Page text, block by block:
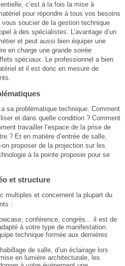
c’est à la fois la mise à
pour répondre à tous vos besoins
soucier de la gestion technique
à des spécialistes. L’avantage d’un
et peut aussi bien équiper une
en charge une grande soirée
spéciaux. Le professionnel a bien
et il est donc en mesure de
sa problématique technique. Comment
et dans quelle condition ? Comment
travailler l’espace de la prise de
? Et en matière d’entrée de salle,
proposer de la projection sur les
à la pointe proposer pour se
et structure
multiples et concernent la plupart du
:
conférence, congrès... il est de
à votre type de manifestation.
technique formée aux dernières
de salle, d’un éclairage lors
en lumière architecturale, les